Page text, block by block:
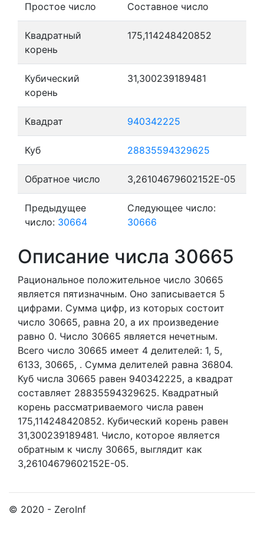
Простое число Составное число
Квадратный
корень
175,114248420852
Кубический
корень
31,300239189481
Квадрат 940342225
Куб 28835594329625
Обратное число 3,26104679602152E-05
Предыдущее
число: 30664
Следующее число:
30666
Описание числа 30665
Рациональное положительное число 30665
является пятизначным. Оно записывается 5
цифрами. Сумма цифр, из которых состоит
число 30665, равна 20, а их произведение
равно 0. Число 30665 является нечетным.
Всего число 30665 имеет 4 делителей: 1, 5,
6133, 30665, . Сумма делителей равна 36804.
Куб числа 30665 равен 940342225, а квадрат
составляет 28835594329625. Квадратный
корень рассматриваемого числа равен
175,114248420852. Кубический корень равен
31,300239189481. Число, которое является
обратным к числу 30665, выглядит как
3,26104679602152E-05.
© 2020 - ZeroInf